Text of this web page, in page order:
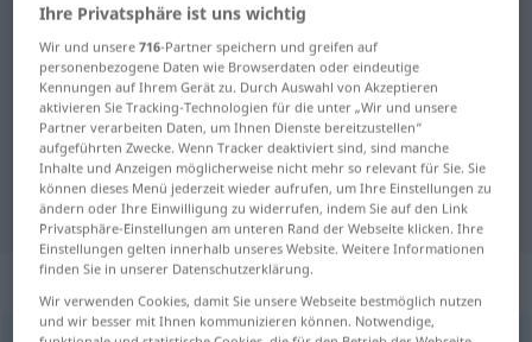
Deutsch-Norwegisch Wörterbuch
Deutsch-Norwegisch Übersetzung
für "Arschloch"
"Arschloch" Norwegisch
Übersetzung
„Arschloch“
Ihre Privatsphäre ist uns wichtig
Wir und unsere716-Partner speichern und greifen auf
personenbezogene Daten wie Browserdaten oder eindeutige
Kennungen auf Ihrem Gerät zu. Durch Auswahl von Akzeptieren
aktivieren Sie Tracking-Technologien für die unter „Wir und unsere
Partner verarbeiten Daten, um Ihnen Dienste bereitzustellen“
aufgeführten Zwecke. Wenn Tracker deaktiviert sind, sind manche
Inhalte und Anzeigen möglicherweise nicht mehr so relevant für Sie. Sie
können dieses Menü jederzeit wieder aufrufen, um Ihre Einstellungen zu
ändern oder Ihre Einwilligung zu widerrufen, indem Sie auf den Link
Privatsphäre-Einstellungen am unteren Rand der Webseite klicken. Ihre
Einstellungen gelten innerhalb unseres Website. Weitere Informationen
finden Sie in unserer Datenschutzerklärung.
Wir verwenden Cookies, damit Sie unsere Webseite bestmöglich nutzen
und wir besser mit Ihnen kommunizieren können. Notwendige,